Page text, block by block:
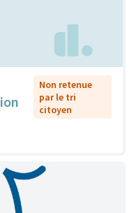
Non retenue
par le tri
citoyen